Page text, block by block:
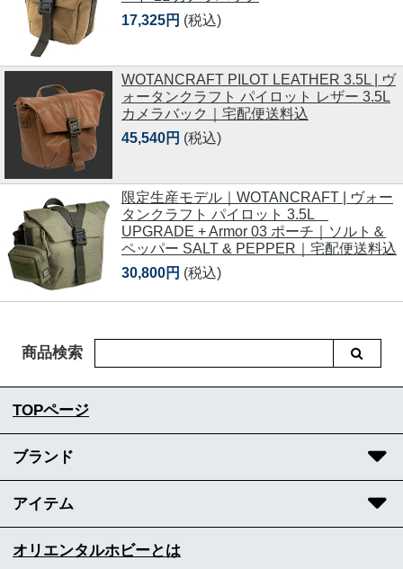
17,325円 (税込)
WOTANCRAFT PILOT LEATHER 3.5L | ヴ
ォータンクラフト パイロット レザー 3.5L
カメラバック｜宅配便送料込
45,540円 (税込)
限定生産モデル｜WOTANCRAFT | ヴォー
タンクラフト パイロット 3.5L
UPGRADE + Armor 03 ポーチ｜ソルト＆
ペッパー SALT & PEPPER｜宅配便送料込
30,800円 (税込)
商品検索
TOPページ
ブランド
アイテム
オリエンタルホビーとは